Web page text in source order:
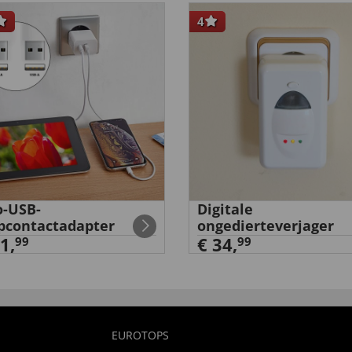
USB-
99
4
Digitale
ongedierteverjager
€ 34,99
EUROTOPS